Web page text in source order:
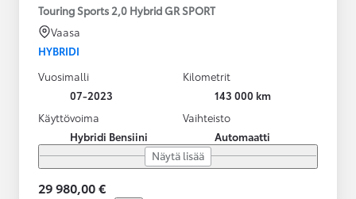
Touring Sports 2,0 Hybrid GR SPORT
Vaasa
HYBRIDI
Vuosimalli
07-2023
Kilometrit
143 000 km
Käyttövoima
Hybridi Bensiini
Vaihteisto
Automaatti
Näytä lisää
29 980,00 €